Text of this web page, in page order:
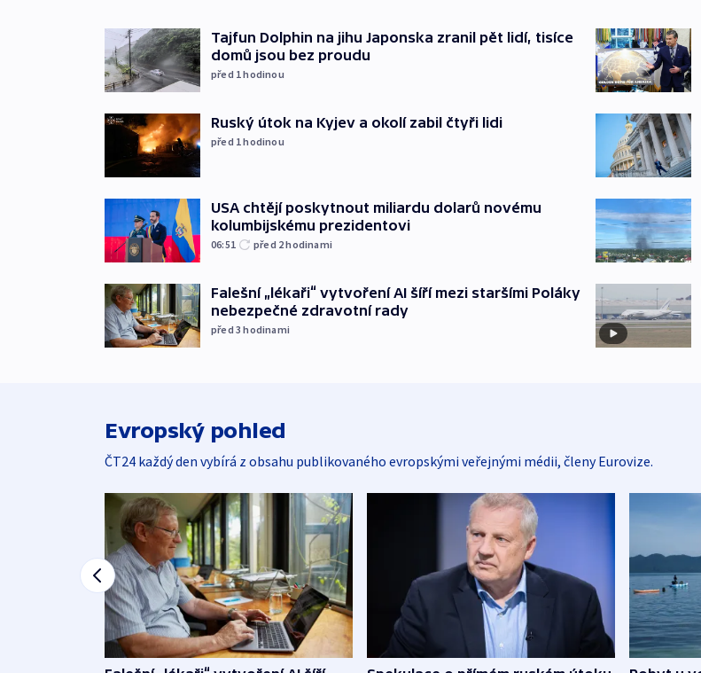
Tajfun Dolphin na jihu Japonska zranil pět lidí, tisíce
domů jsou bez proudu
před 1hodinou
Ruský útok na Kyjev a okolí zabil čtyři lidi
před 1hodinou
USA chtějí poskytnout miliardu dolarů novému
kolumbijskému prezidentovi
06:51 před 2hodinami
Falešní „lékaři“ vytvoření AI šíří mezi staršími Poláky
nebezpečné zdravotní rady
před 3hodinami
Evropský pohled
ČT24 každý den vybírá z obsahu publikovaného evropskými veřejnými médii, členy Eurovize.